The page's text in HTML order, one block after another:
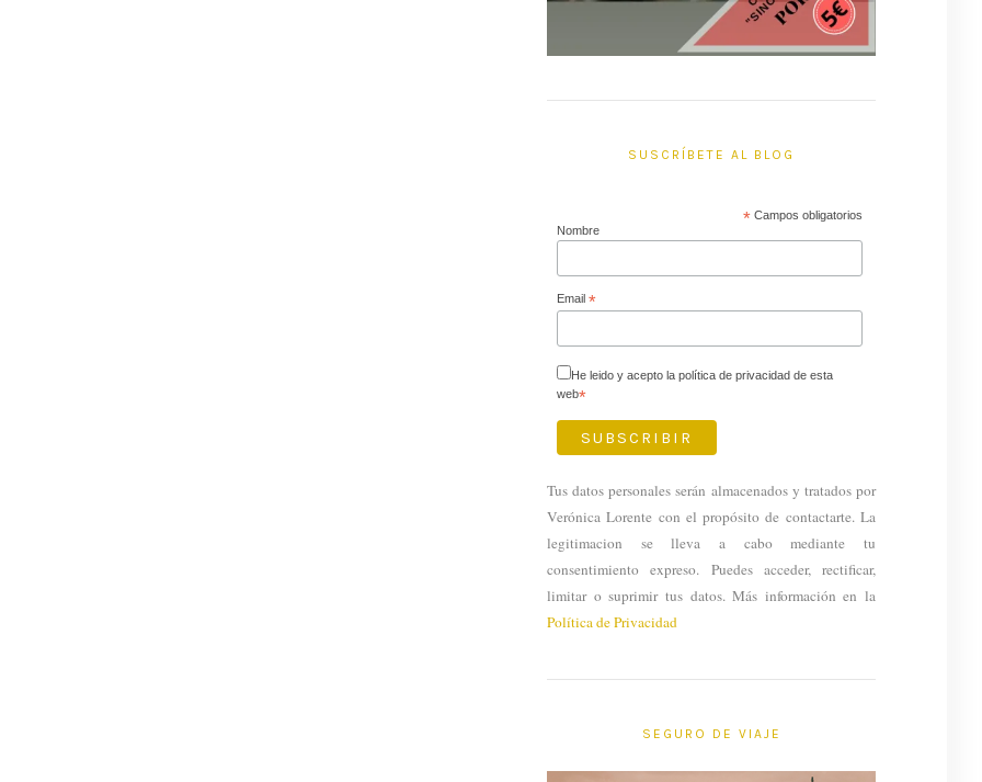
SUSCRÍBETE AL BLOG
* Campos obligatorios
Nombre
Email *
He leido y acepto la política de privacidad de esta
web*
Tus datos personales serán almacenados y tratados por
Verónica Lorente con el propósito de contactarte. La
legitimacion se lleva a cabo mediante tu
consentimiento expreso. Puedes acceder, rectificar,
limitar o suprimir tus datos. Más información en la
Política de Privacidad
SEGURO DE VIAJE